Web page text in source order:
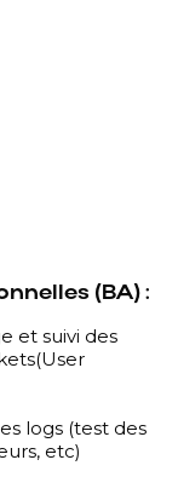
(BA) :
et suivi des
logs (test des
etc)